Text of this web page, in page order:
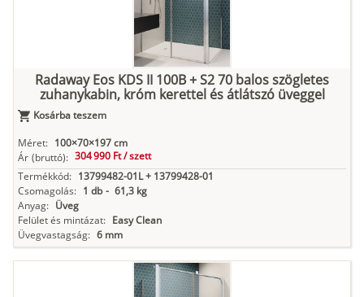
Radaway Eos KDS II 100B + S2 70 balos szögletes
zuhanykabin, króm kerettel és átlátszó üveggel
Kosárba teszem
Méret: 100×70×197 cm
Ár (bruttó): 304 990 Ft /szett
Termékkód: 13799482-01L + 13799428-01
Csomagolás: 1 db - 61,3 kg
Anyag: Üveg
Felület és mintázat: Easy Clean
Üvegvastagság: 6 mm